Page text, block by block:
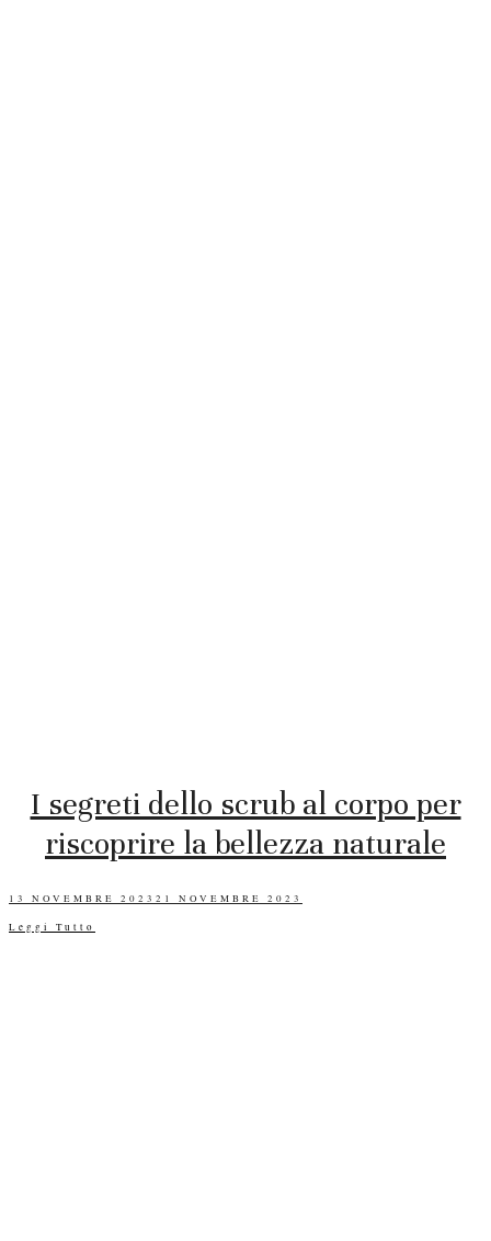
I segreti dello scrub al corpo per
riscoprire la bellezza naturale
POSTED
13 NOVEMBRE 2023 21 NOVEMBRE 2023
Leggi Tutto